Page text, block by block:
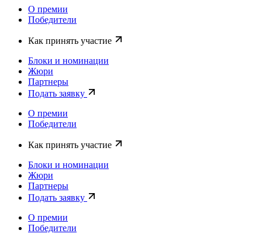
О премии
Победители
Как принять участие
Блоки и номинации
Жюри
Партнеры
Подать заявку
О премии
Победители
Как принять участие
Блоки и номинации
Жюри
Партнеры
Подать заявку
О премии
Победители